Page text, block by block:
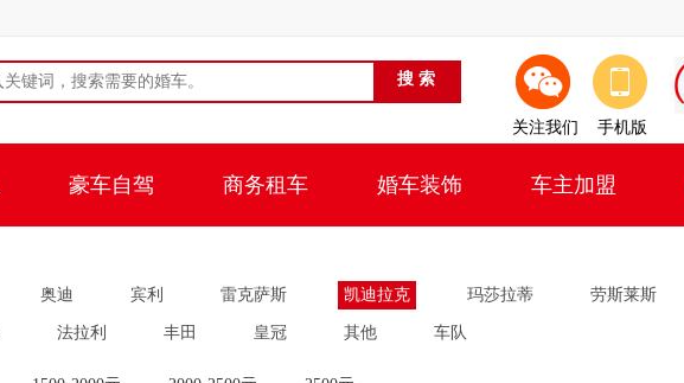
关注我们 手机版
豪车自驾 商务租车 婚车装饰 车主加盟
奥迪 宾利 雷克萨斯 凯迪拉克 玛莎拉蒂 劳斯莱斯
法拉利 丰田 皇冠 其他 车队